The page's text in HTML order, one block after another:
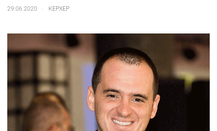
29.06.2020 . КЕРХЕР